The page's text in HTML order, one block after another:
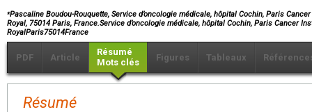
⁎Pascaline Boudou-Rouquette, Service d’oncologie médicale, hôpital Cochin, Paris
Royal, 75014 Paris, France.Service d’oncologie médicale, hôpital Cochin, Paris Cancer
RoyalParis75014France
PDF Article
Résumé
Mots clés
Figures Tableaux
Résumé